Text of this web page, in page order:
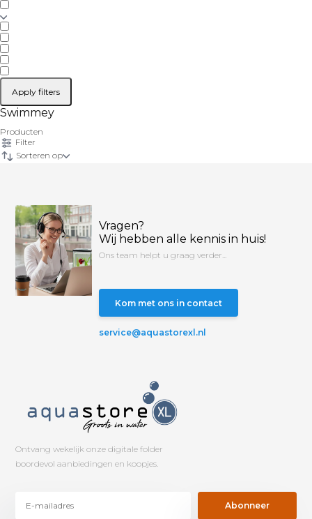
Apply filters
Swimmey
Producten
Filter
Sorteren op
Vragen?
Wij hebben alle kennis in huis!
Ons team helpt u graag verder...
Kom met ons in contact
service@aquastorexl.nl
Ontvang wekelijk onze digitale folder
boordevol aanbiedingen en koopjes.
Abonneer